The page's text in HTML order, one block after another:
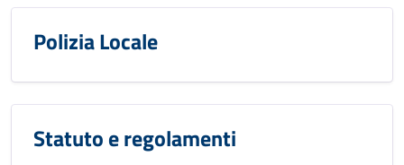
Polizia Locale
Statuto e regolamenti